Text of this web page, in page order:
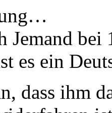
Jemand bei
es ein
dass ihm